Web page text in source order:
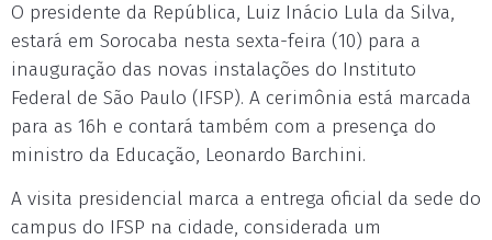
O presidente da República, Luiz Inácio Lula da Silva,
estará em Sorocaba nesta sexta-feira (10) para a
inauguração das novas instalações do Instituto
Federal de São Paulo (IFSP). A cerimônia está marcada
para as 16h e contará também com a presença do
ministro da Educação, Leonardo Barchini.
A visita presidencial marca a entrega oficial da sede do
campus do IFSP na cidade, considerada um